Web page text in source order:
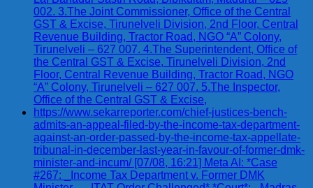
002. 3.The Joint Commissioner, Office of the Central
GST & Excise, Tirunelveli Division, 2nd Floor, Central
Revenue Building, Tractor Road, NGO “A” Colony,
Tirunelveli – 627 007. 4.The Superintendent, Office of
the Central GST & Excise, Tirunelveli Division, 2nd
Floor, Central Revenue Building, Tractor Road, NGO
“A” Colony, Tirunelveli – 627 007. 5.The Inspector,
Office of the Central GST & Excise,
https://www.sekarreporter.com/chief-justices-bench-
admits-an-appeal-filed-by-the-income-tax-department-
against-an-order-passed-by-the-income-tax-appellate-
tribunal-in-december-last-year-in-favour-of-former-dmk-
minister-and-incum/ [07/08, 16:21] Meta AI: *Case
#267: _Income Tax Department v. Former DMK